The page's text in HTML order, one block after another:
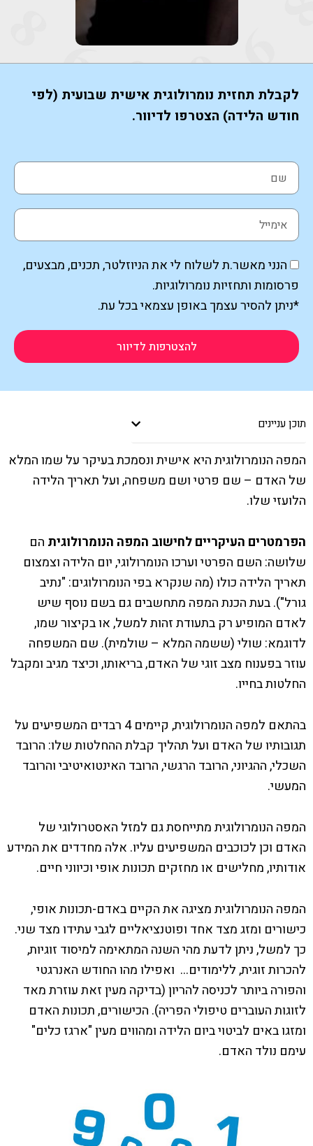
לקבלת תחזית נומרולוגית אישית שבועית (לפי
חודש הלידה) הצטרפו לדיוור.
הנני מאשר.ת לשלוח לי את הניוזלטר, תכנים, מבצעים,
פרסומות ותחזיות נומרולוגיות.
*ניתן להסיר עצמך באופן עצמאי בכל עת.
להצטרפות לדיוור
תוכן עניינים
המפה הנומרולוגית היא אישית ונסמכת בעיקר על שמו המלא
של האדם – שם פרטי ושם משפחה, ועל תאריך הלידה
הלועזי שלו.
הפרמטרים העיקריים לחישוב המפה הנומרולוגית הם
שלושה: השם הפרטי וערכו הנומרולוגי, יום הלידה וצמצום
תאריך הלידה כולו (מה שנקרא בפי הנומרולוגים: "נתיב
גורל"). בעת הכנת המפה מתחשבים גם בשם נוסף שיש
לאדם המופיע רק בתעודת זהות למשל, או בקיצור שמו,
לדוגמא: שולי (ששמה המלא – שולמית). שם המשפחה
עוזר בפענוח מצב זוגי של האדם, בריאותו, וכיצד מגיב ומקבל
החלטות בחייו.
בהתאם למפה הנומרולוגית, קיימים 4 רבדים המשפיעים על
תגובותיו של האדם ועל תהליך קבלת ההחלטות שלו: הרובד
השכלי, ההגיוני, הרובד הרגשי, הרובד האינטואיטיבי והרובד
המעשי.
המפה הנומרולוגית מתייחסת גם למזל האסטרולוגי של
האדם וכן לכוכבים המשפיעים עליו. אלה מחדדים את המידע
אודותיו, מחלישים או מחזקים תכונות אופי וכיווני חיים.
המפה הנומרולוגית מציגה את הקיים באדם-תכונות אופי,
כישורים ומזג מצד אחד ופוטנציאליים לגבי עתידו מצד שני.
כך למשל, ניתן לדעת מהי השנה המתאימה למיסוד זוגיות,
להכרות זוגית, ללימודים… ואפילו מהו החודש האנרגטי
והפורה ביותר לכניסה להריון (בדיקה מעין זאת עוזרת מאד
לזוגות העוברים טיפולי הפריה). הכישורים, תכונות האדם
ומזגו באים לביטוי ביום הלידה ומהווים מעין "ארגז כלים"
עימם נולד האדם.